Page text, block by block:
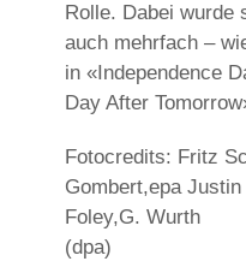
Rolle. Dabei wurde
auch mehrfach –
in «Independence
Day After
Fotocredits: Fritz
Gombert,epa
Foley,G. Wurth
(dpa)